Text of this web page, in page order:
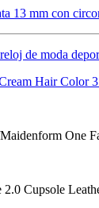
13 mm con
de moda
Hair Color
One
Cupsole